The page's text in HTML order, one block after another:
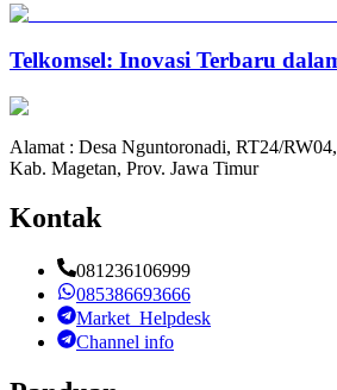
Telkomsel: Inovasi Terbaru
Alamat : Desa Nguntoronadi, RT24/
Kab. Magetan, Prov. Jawa Timur
Kontak
081236106999
085386693666
Market_Helpdesk
Channel info